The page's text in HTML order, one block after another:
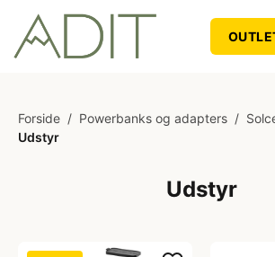
Forside / Powerbanks og adapters /
Udstyr
Udstyr